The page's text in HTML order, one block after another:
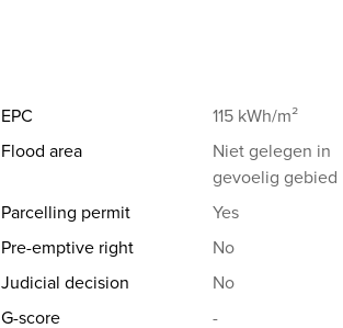
EPC
115 kWh/m²
Flood area
Niet gelegen in
gevoelig gebied
Parcelling permit
Yes
Pre-emptive right
No
Judicial decision
No
G-score
-